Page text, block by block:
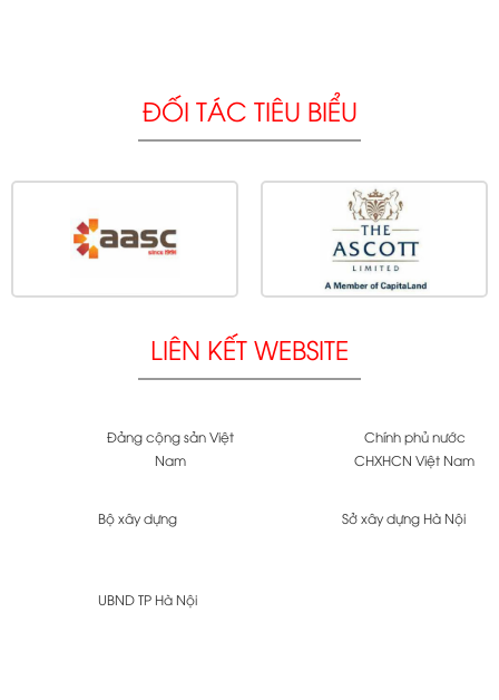
ĐỐI TÁC TIÊU BIỂU
LIÊN KẾT WEBSITE
Đảng cộng sản Việt
Nam
Chính phủ nước
CHXHCN Việt Nam
Bộ xây dựng Sở xây dựng Hà Nội
UBND TP Hà Nội